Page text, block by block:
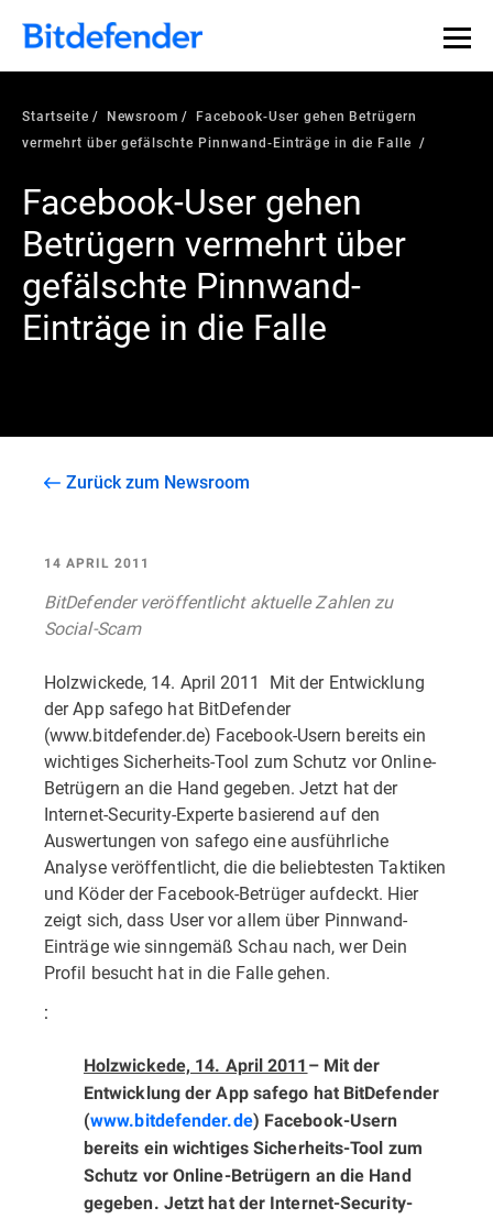
Startseite Newsroom
Facebook-User gehen Betrügern
vermehrt über gefälschte Pinnwand-Einträge in die Falle
Facebook-User gehen
Betrügern vermehrt über
gefälschte Pinnwand-
Einträge in die Falle
Zurück zum Newsroom
14 APRIL 2011
BitDefender veröffentlicht aktuelle Zahlen zu
Social-Scam
Holzwickede, 14. April 2011  Mit der Entwicklung
der App safego hat BitDefender
(www.bitdefender.de) Facebook-Usern bereits ein
wichtiges Sicherheits-Tool zum Schutz vor Online-
Betrügern an die Hand gegeben. Jetzt hat der
Internet-Security-Experte basierend auf den
Auswertungen von safego eine ausführliche
Analyse veröffentlicht, die die beliebtesten Taktiken
und Köder der Facebook-Betrüger aufdeckt. Hier
zeigt sich, dass User vor allem über Pinnwand-
Einträge wie sinngemäß Schau nach, wer Dein
Profil besucht hat in die Falle gehen.
:
Holzwickede, 14. April 2011 – Mit der
Entwicklung der App safego hat BitDefender
(www.bitdefender.de) Facebook-Usern
bereits ein wichtiges Sicherheits-Tool zum
Schutz vor Online-Betrügern an die Hand
gegeben. Jetzt hat der Internet-Security-